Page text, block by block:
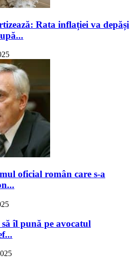
Rata inflației va depăși
oficial român care s-a
îl pună pe avocatul